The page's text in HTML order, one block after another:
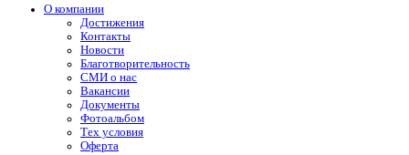
О компании
Достижения
Контакты
Новости
Благотворительность
СМИ о нас
Вакансии
Документы
Фотоальбом
Тех условия
Оферта